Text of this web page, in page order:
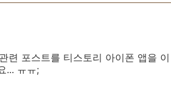
련 포스트를 티스토리 아이폰 앱을 이
... ㅠㅠ;